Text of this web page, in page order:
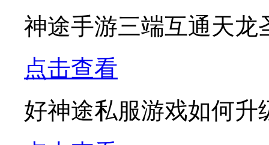
神途手游三端互通天龙
点击查看
好神途私服游戏如何升